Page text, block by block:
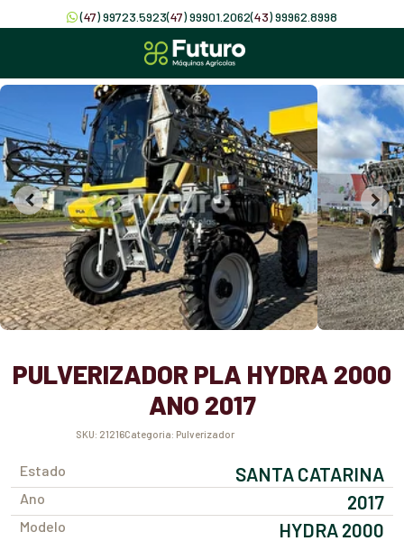
(47) 99723.5923(47) 99901.2062(43) 99962.8998
PULVERIZADOR PLA HYDRA 2000
ANO 2017
SKU: 21216 Categoria: Pulverizador
Estado SANTA CATARINA
Ano 2017
Modelo HYDRA 2000